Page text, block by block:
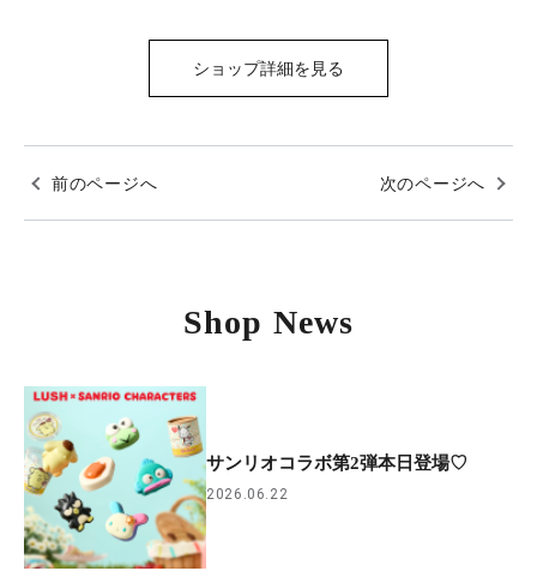
ショップ詳細を見る
前のページへ 次のページへ
Shop News
サンリオコラボ第2弾本日登場♡
2026.06.22